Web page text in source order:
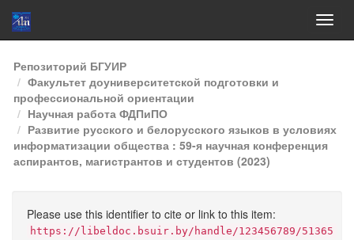
Skip
navigation
Репозиторий БГУИР
Факультет доуниверситетской подготовки и
профессиональной ориентации
Научная работа ФДПиПО
Развитие русского и белорусского языков в условиях
информатизации общества : 59-я научная конференция
аспирантов, магистрантов и студентов (2023)
Please use this identifier to cite or link to this item:
https://libeldoc.bsuir.by/handle/123456789/51365